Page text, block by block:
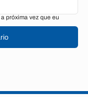
próxima vez que eu